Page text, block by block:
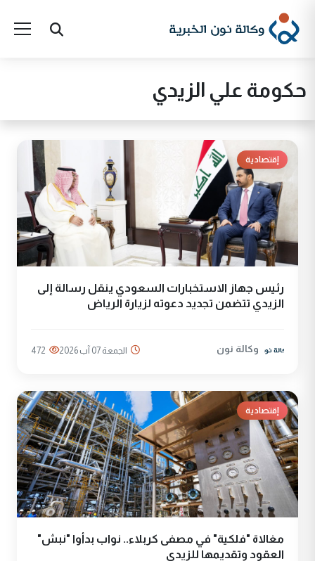
حكومة علي الزيدي
إقتصادية
رئيس جهاز الاستخبارات السعودي ينقل رسالة إلى
الزيدي تتضمن تجديد دعوته لزيارة الرياض
وكالة نون الجمعة 07 آب 2026 472
إقتصادية
مغالاة "فلكية" في مصفى كربلاء.. نواب بدأوا "نبش"
العقود وتقديمها للزيدي